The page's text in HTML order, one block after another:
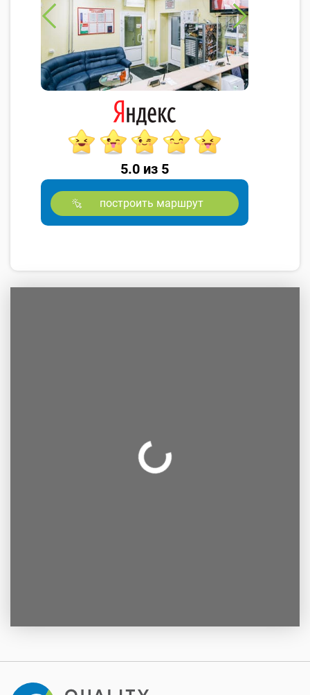
5.0 из 5
построить маршрут